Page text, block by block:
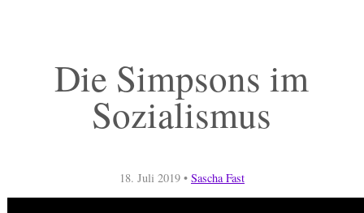
Die Simpsons im
Sozialismus
18. Juli 2019• Sascha Fast